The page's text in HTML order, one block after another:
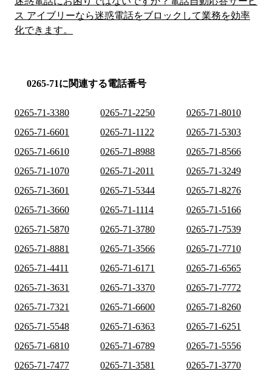
ス アイブリーなら迷惑電話をブロックして業務を効率
化できます。
0265-71に関連する電話番号
0265-71-3380 0265-71-2250
0265-71-8010
0265-71-6601
0265-71-1122
0265-71-5303
0265-71-6610
0265-71-8988
0265-71-8566
0265-71-1070
0265-71-2011
0265-71-3249
0265-71-3601
0265-71-5344
0265-71-8276
0265-71-3660
0265-71-1114
0265-71-5166
0265-71-5870
0265-71-3780
0265-71-7539
0265-71-8881
0265-71-3566
0265-71-7710
0265-71-4411
0265-71-6171
0265-71-6565
0265-71-3631
0265-71-3370
0265-71-7772
0265-71-7321
0265-71-6600
0265-71-8260
0265-71-5548
0265-71-6363
0265-71-6251
0265-71-6810
0265-71-6789
0265-71-5556
0265-71-7477
0265-71-3581
0265-71-3770